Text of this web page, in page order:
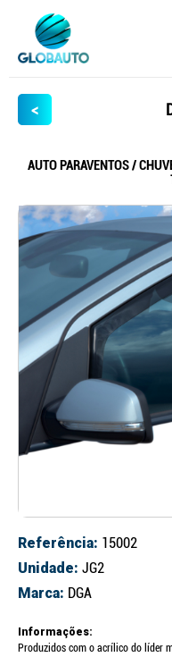
<
AUTO PARAVENTOS /
Referência: 15002
Unidade: JG2
Marca: DGA
Informações:
Produzidos com o acrílico do líder